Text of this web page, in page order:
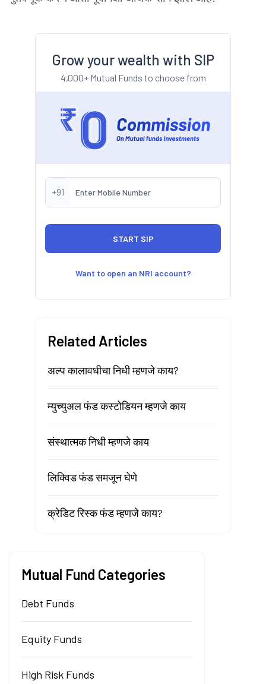
Grow your wealth with SIP
4,000+ Mutual Funds to choose from
+91
Want to open an NRI account?
Related Articles
अल्प कालावधीचा निधी म्हणजे काय?
म्युच्युअल फंड कस्टोडियन म्हणजे काय
संस्थात्मक निधी म्हणजे काय
लिक्विड फंड समजून घेणे
क्रेडिट रिस्क फंड म्हणजे काय?
Mutual Fund Categories
Debt Funds
Equity Funds
High Risk Funds